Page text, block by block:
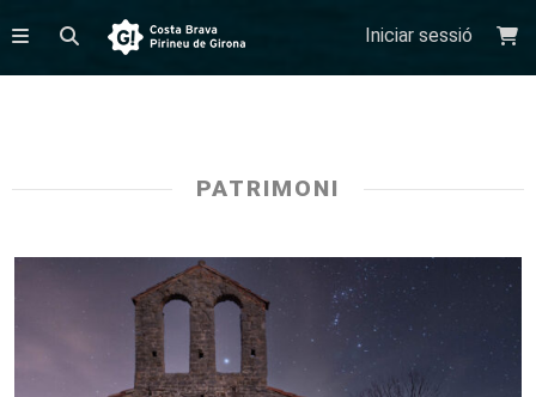
Iniciar sessió
PATRIMONI